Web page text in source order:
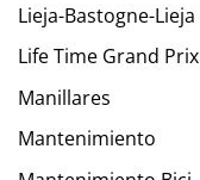
Lieja-Bastogne-Lieja
Life Time Grand Prix
Manillares
Mantenimiento